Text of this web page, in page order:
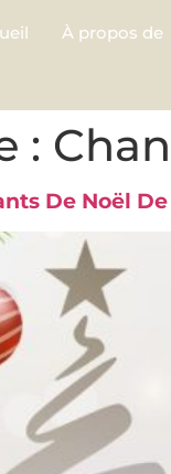
À propos de
:
De Noël